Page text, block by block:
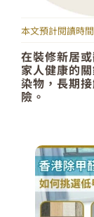
本文預計閱讀時
在裝修新居
家人健康的
染物，長期
險。